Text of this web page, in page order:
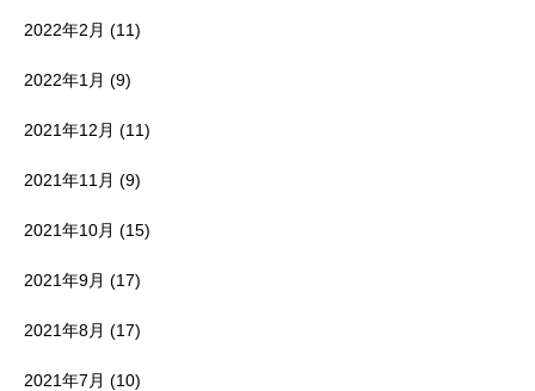
2022年2月 (11)
2022年1月 (9)
2021年12月 (11)
2021年11月 (9)
2021年10月 (15)
2021年9月 (17)
2021年8月 (17)
2021年7月 (10)